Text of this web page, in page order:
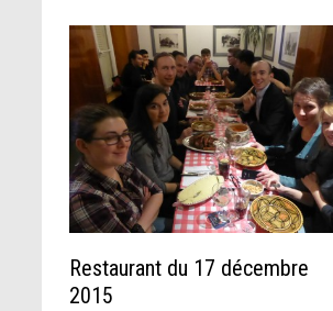
Restaurant du 17 décembre
2015